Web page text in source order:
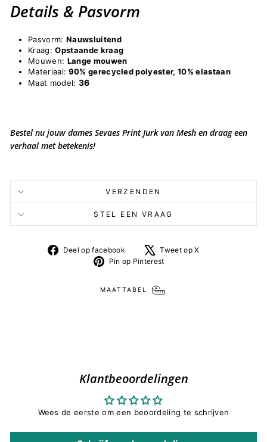
Details & Pasvorm
Pasvorm: Nauwsluitend
Kraag:Opstaande kraag
Mouwen: Lange mouwen
Materiaal: 90% gerecycled polyester, 10% elastaan
Maat model: 36
Bestel nu jouw dames Sevaes Print Jurk van Mesh en draag een
verhaal met betekenis!
VERZENDEN
STEL EEN VRAAG
Deel op facebook
Deel
op
Tweet op X
Pin op Pinterest
MAATTABEL
Klantbeoordelingen
Wees de eerste om een beoordeling te schrijven